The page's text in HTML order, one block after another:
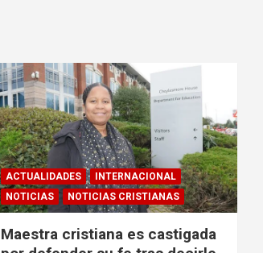
ACTUALIDADES
INTERNACIONAL
NOTICIAS
NOTICIAS CRISTIANAS
Maestra cristiana es castigada